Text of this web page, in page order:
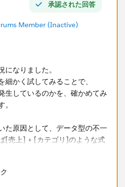
承認された回答
Member (Inactive)
なりました。​
細かく試してみることで、
生しているのかを、確かめてみ
た原因として、データ型の不一
[売上] + [カテゴリ]のような式
＝文字列 、、といったよう